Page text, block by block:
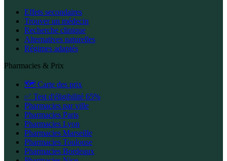
Effets secondaires
Trouver un médecin
Recherche clinique
Alternatives naturelles
Régimes adaptés
Pharmacies & Prix
🗺️ Carte des prix
✅ Test d'éligibilité 65%
Pharmacies par ville
Pharmacies Paris
Pharmacies Lyon
Pharmacies Marseille
Pharmacies Toulouse
Pharmacies Bordeaux